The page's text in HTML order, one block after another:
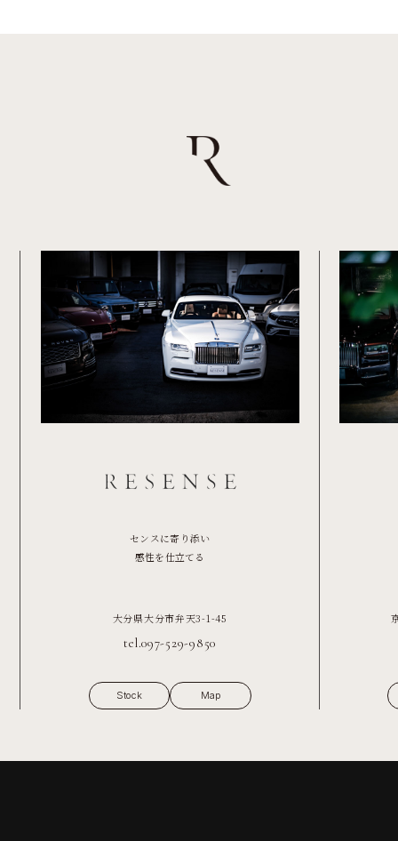
センスに寄り添い
感性を仕立てる
大分県大分市弁天3-1-45
tel.097-529-9850
Stock Map